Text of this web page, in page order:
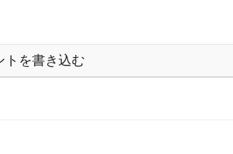
トを書き込む